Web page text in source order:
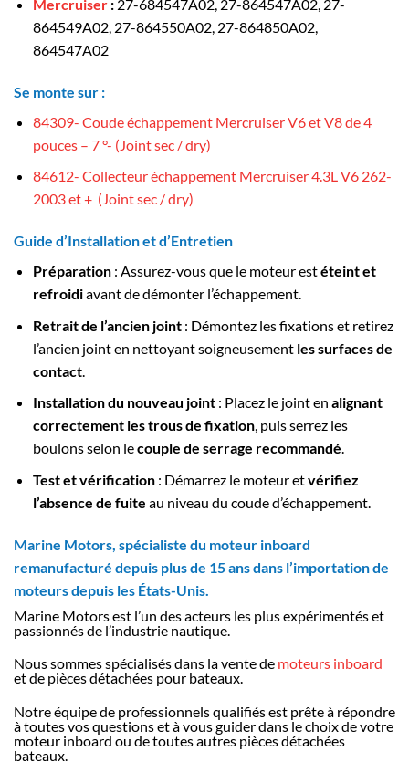
Mercruiser:27-684547A02, 27-864547A02, 27-
864549A02, 27-864550A02, 27-864850A02,
864547A02
Se monte sur :
84309- Coude échappement Mercruiser V6 et V8 de 4
pouces – 7 °- (Joint sec / dry)
84612- Collecteur échappement Mercruiser 4.3L V6 262-
2003 et + (Joint sec / dry)
Guide d’Installation et d’Entretien
Préparation: Assurez-vous que le moteur estéteint et
refroidiavant de démonter l’échappement.
Retrait de l’ancien joint: Démontez les fixations et retirez
l’ancien joint en nettoyant soigneusement les surfaces de
contact.
Installation du nouveau joint: Placez le joint en alignant
correctement les trous de fixation, puis serrez les
boulons selon lecouple de serrage recommandé.
Test et vérification: Démarrez le moteur etvérifiez
l’absence de fuite au niveau du coude d’échappement.
Marine Motors, spécialiste du moteur inboard
remanufacturé depuis plus de 15 ans dans l’importation de
moteurs depuis les États-Unis.
Marine Motors est l’un des acteurs les plus expérimentés et
passionnés de l’industrie nautique.
Nous sommes spécialisés dans la vente de moteurs inboard
et de pièces détachées pour bateaux.
Notre équipe de professionnels qualifiés est prête à répondre
à toutes vos questions et à vous guider dans le choix de votre
moteur inboard ou de toutes autres pièces détachées
bateaux.